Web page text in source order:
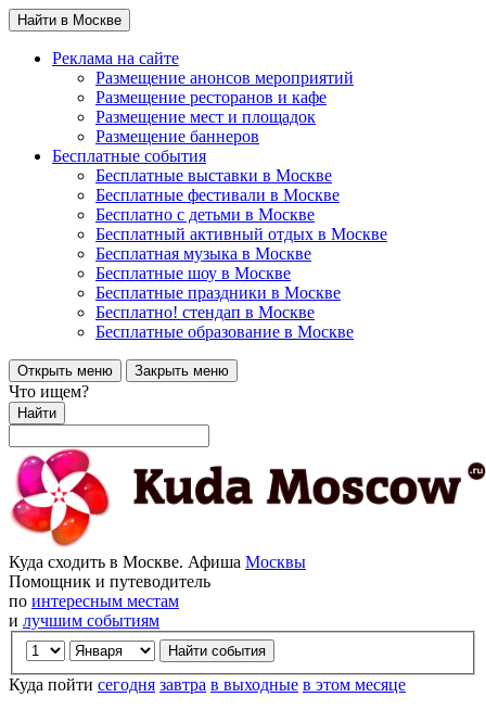
Найти в Москве
Реклама на сайте
Размещение анонсов мероприятий
Размещение ресторанов и кафе
Размещение мест и площадок
Размещение баннеров
Бесплатные события
Бесплатные выставки в Москве
Бесплатные фестивали в Москве
Бесплатно с детьми в Москве
Бесплатный активный отдых в Москве
Бесплатная музыка в Москве
Бесплатные шоу в Москве
Бесплатные праздники в Москве
Бесплатно! стендап в Москве
Бесплатные образование в Москве
Открыть меню Закрыть меню
Что ищем?
Найти
Куда сходить в Москве. Афиша Москвы
Помощник и путеводитель
по интересным местам
и лучшим событиям
Куда пойти сегодня завтра в выходные в этом месяце